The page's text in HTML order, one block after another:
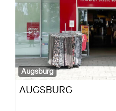
Augsburg
AUGSBURG